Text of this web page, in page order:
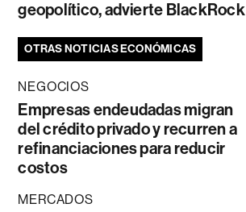
geopolítico, advierte BlackRock
OTRAS NOTICIAS ECONÓMICAS
NEGOCIOS
Empresas endeudadas migran
del crédito privado y recurren a
refinanciaciones para reducir
costos
MERCADOS